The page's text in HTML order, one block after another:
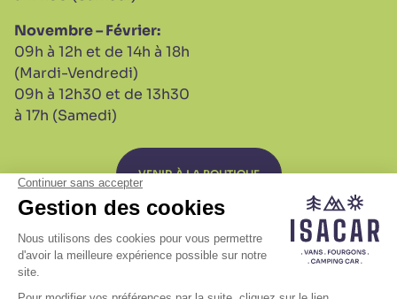
Novembre – Février:
09h à 12h et de 14h à 18h
(Mardi-Vendredi)
09h à 12h30 et de 13h30
à 17h (Samedi)
VENIR À LA BOUTIQUE
S.A.V Plan de site
Mentions légales